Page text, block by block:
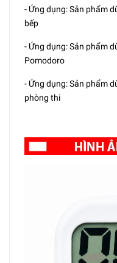
- Ứng dụng: Sản phẩm
bếp
- Ứng dụng: Sản phẩm
Pomodoro
- Ứng dụng: Sản phẩm
phòng thi